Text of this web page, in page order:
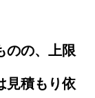
のの、上限
見積もり依